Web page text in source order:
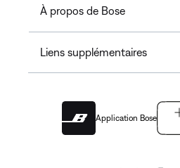
À propos de Bose
Liens supplémentaires
Application Bose